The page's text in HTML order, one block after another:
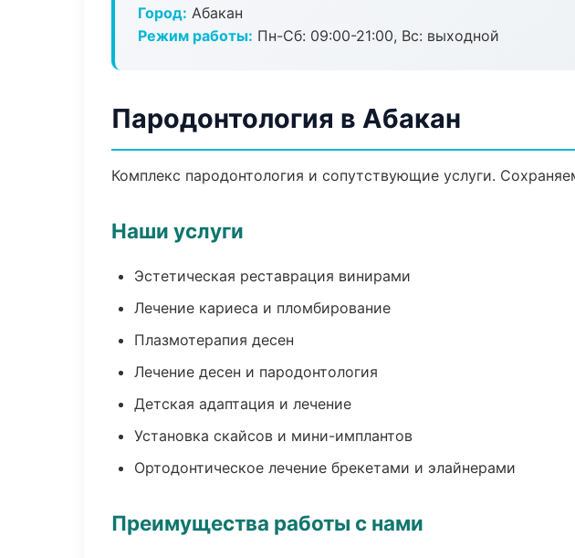
Город: Абакан
Режим работы: Пн-Сб: 09:00-21:00, Вс: выходной
Пародонтология в Абакан
Комплекс пародонтология и сопутствующие услуги.
Наши услуги
Эстетическая реставрация винирами
Лечение кариеса и пломбирование
Плазмотерапия десен
Лечение десен и пародонтология
Детская адаптация и лечение
Установка скайсов и мини-имплантов
Ортодонтическое лечение брекетами и элайнерами
Преимущества работы с нами